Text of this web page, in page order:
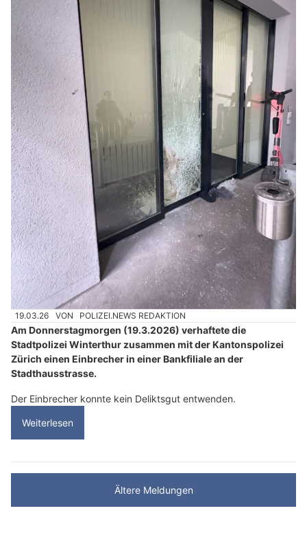
19.03.26 VON POLIZEI.NEWS REDAKTION
Am Donnerstagmorgen (19.3.2026) verhaftete die
Stadtpolizei Winterthur zusammen mit der Kantonspolizei
Zürich einen Einbrecher in einer Bankfiliale an der
Stadthausstrasse.
Der Einbrecher konnte kein Deliktsgut entwenden.
Weiterlesen
Ältere Meldungen